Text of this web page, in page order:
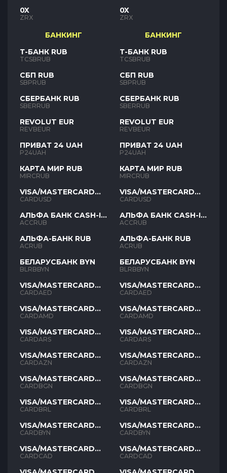
0X
ZRX
БАНКИНГ
Т-БАНК RUB
TCSBRUB
СБП RUB
SBPRUB
СБЕРБАНК RUB
SBERRUB
REVOLUT EUR
REVBEUR
ПРИВАТ 24 UAH
P24UAH
КАРТА МИР RUB
MIRCRUB
VISA/MASTERCARD
USD
CARDUSD
АЛЬФА БАНК CASH-IN
RUB
ACCRUB
АЛЬФА-БАНК RUB
ACRUB
БЕЛАРУСБАНК BYN
BLRBBYN
VISA/MASTERCARD
AED
CARDAED
VISA/MASTERCARD
AMD
CARDAMD
VISA/MASTERCARD
ARS
CARDARS
VISA/MASTERCARD
AZN
CARDAZN
VISA/MASTERCARD
BGN
CARDBGN
VISA/MASTERCARD
BRL
CARDBRL
VISA/MASTERCARD
BYN
CARDBYN
VISA/MASTERCARD
CAD
CARDCAD
0X
ZRX
БАНКИНГ
Т-БАНК RUB
TCSBRUB
СБП RUB
SBPRUB
СБЕРБАНК RUB
SBERRUB
REVOLUT EUR
REVBEUR
ПРИВАТ 24 UAH
P24UAH
КАРТА МИР RUB
MIRCRUB
VISA/MASTERCARD
USD
CARDUSD
АЛЬФА БАНК CASH-IN
RUB
ACCRUB
АЛЬФА-БАНК RUB
ACRUB
БЕЛАРУСБАНК BYN
BLRBBYN
VISA/MASTERCARD
AED
CARDAED
VISA/MASTERCARD
AMD
CARDAMD
VISA/MASTERCARD
ARS
CARDARS
VISA/MASTERCARD
AZN
CARDAZN
VISA/MASTERCARD
BGN
CARDBGN
VISA/MASTERCARD
BRL
CARDBRL
VISA/MASTERCARD
BYN
CARDBYN
VISA/MASTERCARD
CAD
CARDCAD